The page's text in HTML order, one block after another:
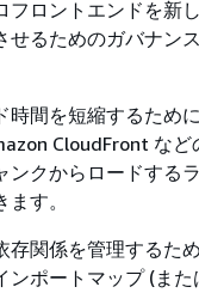
フロントエンドを新
せるためのガバナン
時間を短縮するため
CloudFront など
ンクからロードする
す。
存関係を管理するた
ンポートマップ (ま